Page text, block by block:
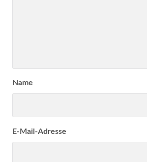
Name
E-Mail-Adresse